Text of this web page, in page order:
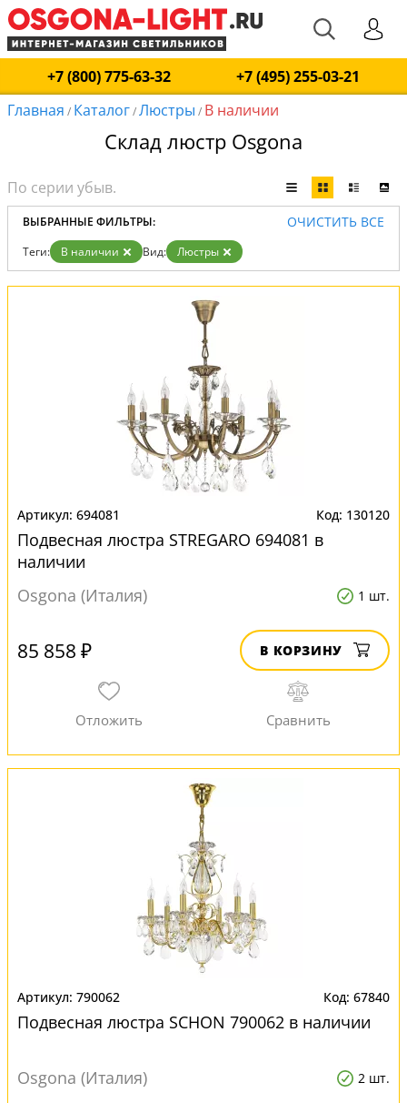
+7 (800) 775-63-32
+7 (495) 255-03-21
Главная / Каталог/Люстры / В наличии
Склад люстр Osgona
ВЫБРАННЫЕ ФИЛЬТРЫ: ОЧИСТИТЬ ВСЕ
Теги: В наличии Вид: Люстры
694081 130120
Подвесная люстра STREGARO 694081 в
наличии
Osgona (Италия)
1 шт.
85 858 ₽ В КОРЗИНУ
790062 67840
Подвесная люстра SCHON 790062 в наличии
Osgona (Италия) 2 шт.